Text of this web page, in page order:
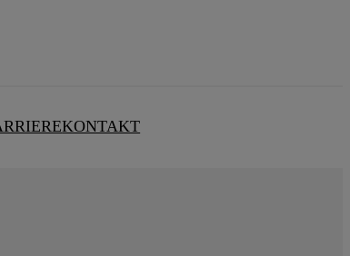
KONTAKT